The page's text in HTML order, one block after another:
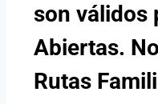
son válidos
Abiertas.
Rutas